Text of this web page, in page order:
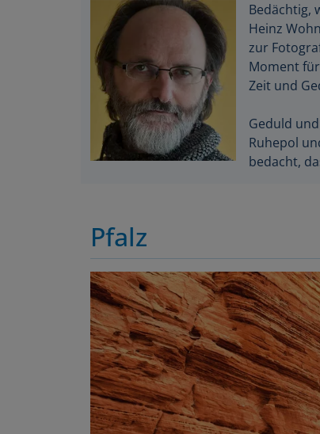
Bedächtig,
Heinz
zur
Moment
Zeit und
Geduld
Ruhepol
bedacht,
Pfalz